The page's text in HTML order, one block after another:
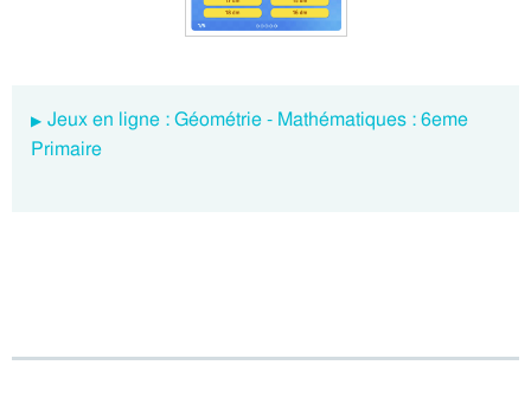
Jeux en ligne : Géométrie - Mathématiques : 6eme
Primaire